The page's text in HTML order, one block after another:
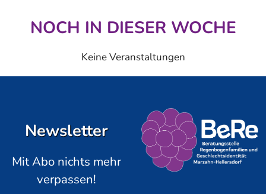
NOCH IN DIESER WOCHE
Keine Veranstaltungen
Newsletter
Mit Abo nichts mehr
verpassen!